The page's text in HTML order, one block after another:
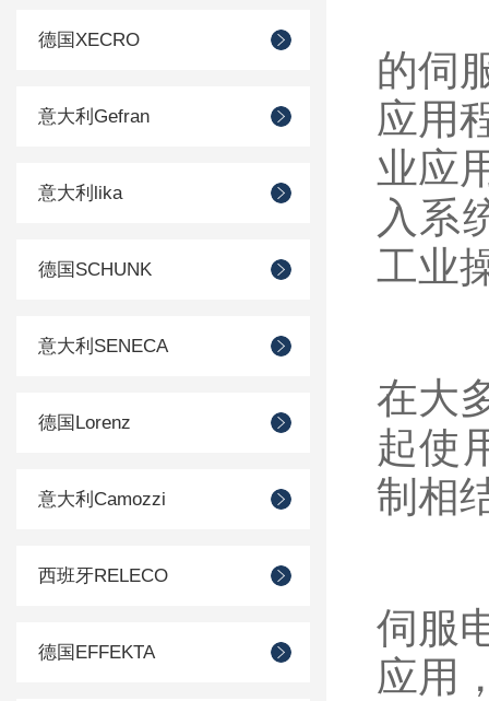
德国XECRO
意大利Gefran
意大利lika
德国SCHUNK
意大利SENECA
德国Lorenz
意大利Camozzi
西班牙RELECO
德国EFFEKTA
的伺
应用
业应
入系
工业
在大
起使
制相
伺服
应用